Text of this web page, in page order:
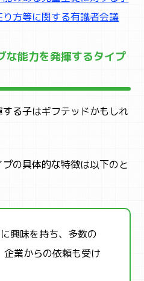
方等に関する有識者会議
な能力を発揮するタイプ
る子はギフテッドかもしれ
の具体的な特徴は以下のと
興味を持ち、多数の
企業からの依頼も受け